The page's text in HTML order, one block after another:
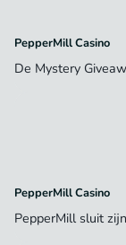
PepperMill Casino
De Mystery
PepperMill Casino
PepperMill sluit